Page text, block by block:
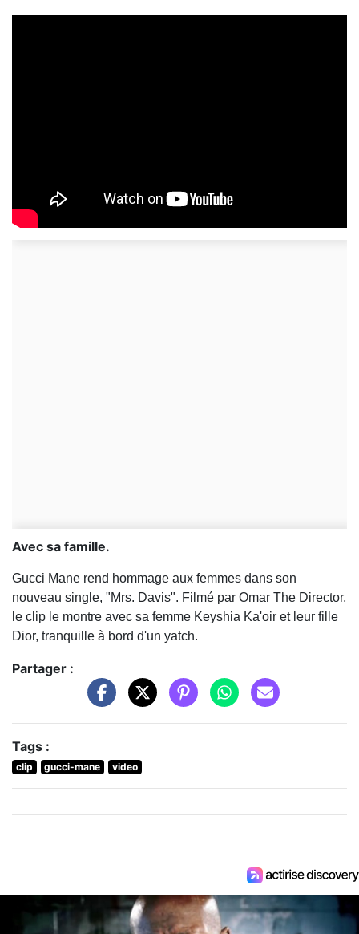
Avec sa famille.
Gucci Mane rend hommage aux femmes dans son
nouveau single, "Mrs. Davis". Filmé par Omar The Director,
le clip le montre avec sa femme Keyshia Ka'oir et leur fille
Dior, tranquille à bord d'un yatch.
Partager :
Tags :
clip gucci-mane video